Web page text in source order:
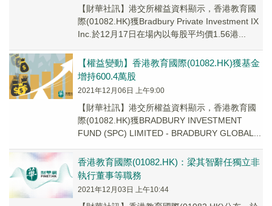
【財華社訊】港交所權益資料顯示，香港教育國
際(01082.HK)獲Bradbury Private Investment IX
Inc.於12月17日在場內以每股平均價1.56港...
【權益變動】香港教育國際(01082.HK)獲基金
增持600.4萬股
2021年12月06日 上午9:00
【財華社訊】港交所權益資料顯示，香港教育國
際(01082.HK)獲BRADBURY INVESTMENT
FUND (SPC) LIMITED - BRADBURY GLOBAL...
香港教育國際(01082.HK)：梁其智辭任獨立非
執行董事等職務
2021年12月03日 上午10:44